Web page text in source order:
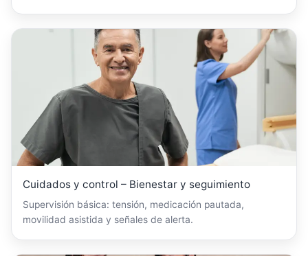
Cuidados y control – Bienestar y seguimiento
Supervisión básica: tensión, medicación pautada,
movilidad asistida y señales de alerta.